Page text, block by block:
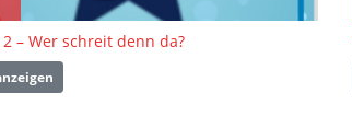
– Wer schreit denn da?